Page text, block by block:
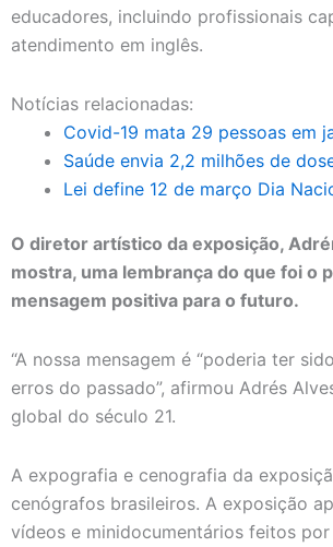
educadores, incluindo profissionais
atendimento em inglês.
Notícias relacionadas:
Covid-19 mata 29 pessoas em
Saúde envia 2,2 milhões de
Lei define 12 de março Dia
O diretor artístico da exposição,
mostra, uma lembrança do que foi o
mensagem positiva para o futuro.
“A nossa mensagem é “poderia ter
erros do passado”, afirmou Adrés
global do século 21.
A expografia e cenografia da
cenógrafos brasileiros. A exposição
vídeos e minidocumentários feitos